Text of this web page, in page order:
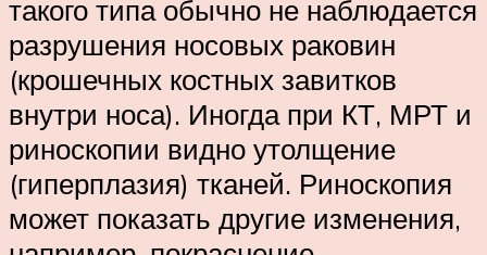
такого типа обычно не наблюдается
разрушения носовых раковин
(крошечных костных завитков
внутри носа). Иногда при КТ, МРТ и
риноскопии видно утолщение
(гиперплазия) тканей. Риноскопия
может показать другие изменения,